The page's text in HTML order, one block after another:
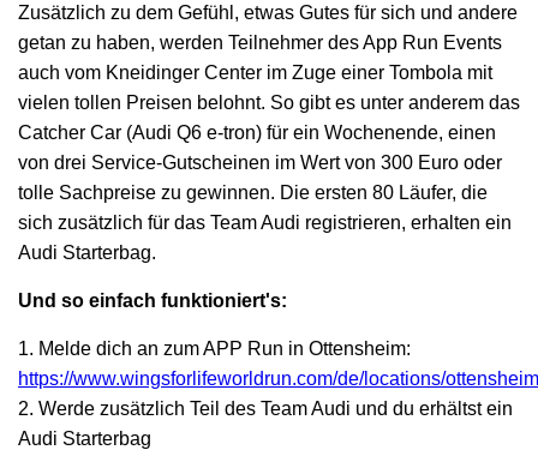
Zusätzlich zu dem Gefühl, etwas Gutes für sich und andere
getan zu haben, werden Teilnehmer des App Run Events
auch vom Kneidinger Center im Zuge einer Tombola mit
vielen tollen Preisen belohnt. So gibt es unter anderem das
Catcher Car (Audi Q6 e-tron) für ein Wochenende, einen
von drei Service-Gutscheinen im Wert von 300 Euro oder
tolle Sachpreise zu gewinnen. Die ersten 80 Läufer, die
sich zusätzlich für das Team Audi registrieren, erhalten ein
Audi Starterbag.
Und so einfach funktioniert's:
1. Melde dich an zum APP Run in Ottensheim:
https://www.wingsforlifeworldrun.com/de/locations/ottensheim
2. Werde zusätzlich Teil des Team Audi und du erhältst ein
Audi Starterbag